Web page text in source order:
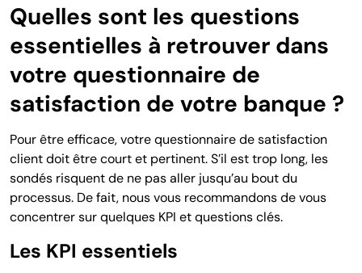
Quelles sont les questions
essentielles à retrouver dans
votre questionnaire de
satisfaction de votre banque ?
Pour être efficace, votre questionnaire de satisfaction
client doit être court et pertinent. S’il est trop long, les
sondés risquent de ne pas aller jusqu’au bout du
processus. De fait, nous vous recommandons de vous
concentrer sur quelques KPI et questions clés.
Les KPI essentiels